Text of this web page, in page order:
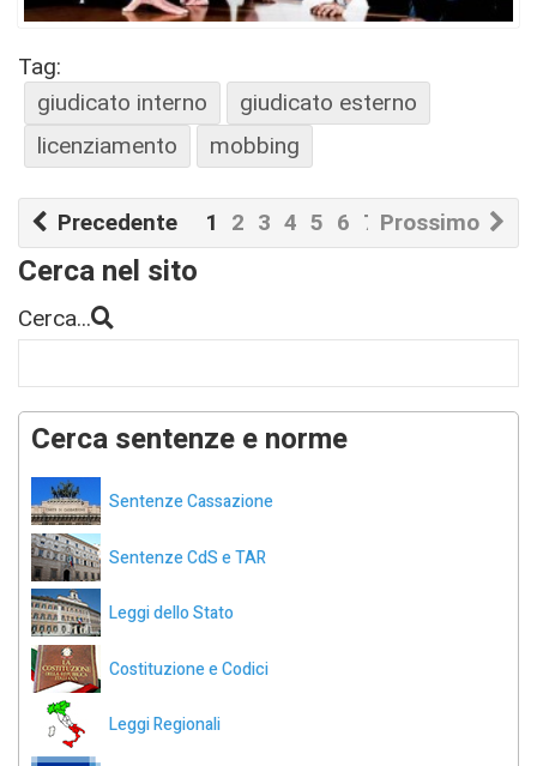
Tag:
giudicato interno
giudicato esterno
licenziamento
mobbing
Precedente Prossimo
1 2 3 4 5 6 7 8 9 10
Cerca nel sito
Cerca...
Cerca sentenze e norme
Sentenze Cassazione
Sentenze CdS e TAR
Leggi dello Stato
Costituzione e Codici
Leggi Regionali